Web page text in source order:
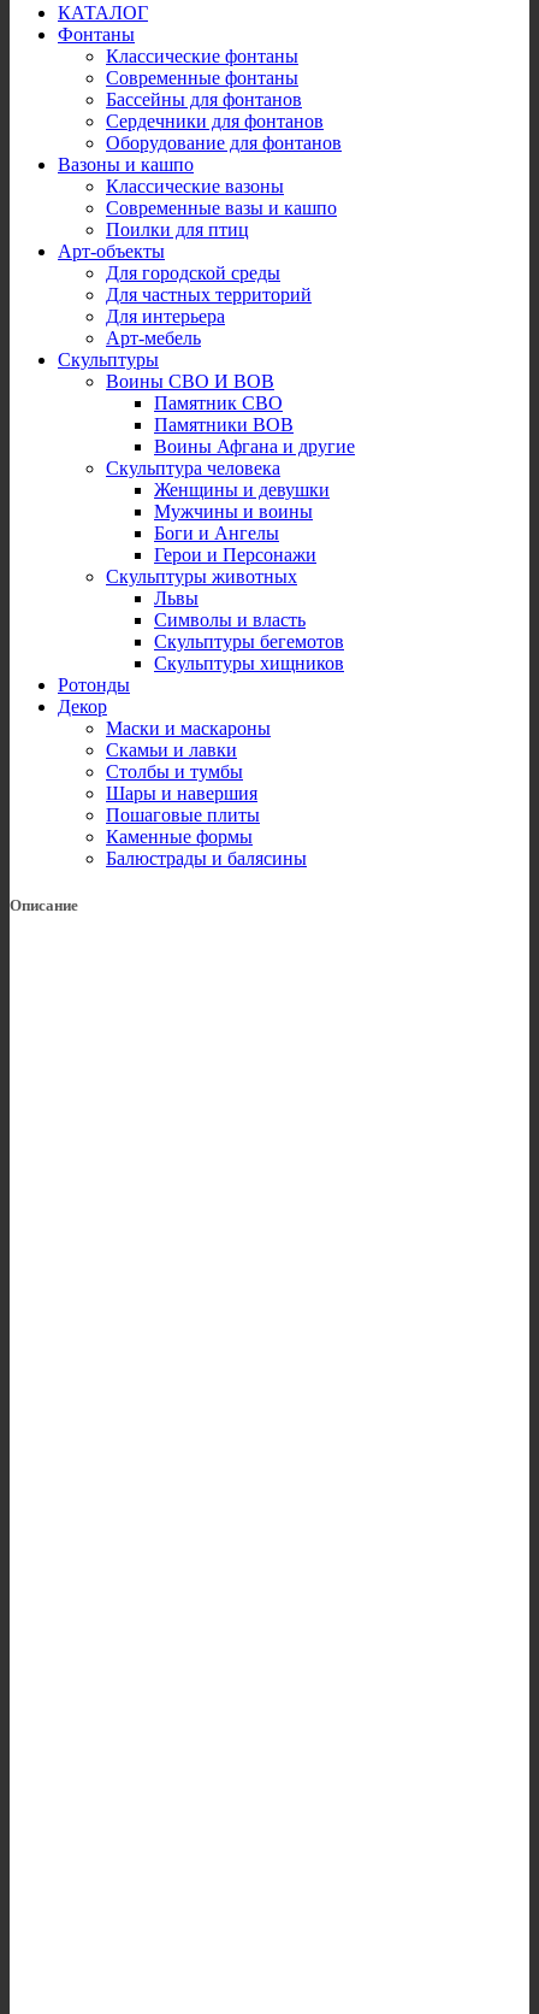
КАТАЛОГ
Фонтаны
Классические фонтаны
Современные фонтаны
Бассейны для фонтанов
Сердечники для фонтанов
Оборудование для фонтанов
Вазоны и кашпо
Классические вазоны
Современные вазы и кашпо
Поилки для птиц
Арт-объекты
Для городской среды
Для частных территорий
Для интерьера
Арт-мебель
Скульптуры
Воины СВО И ВОВ
Памятник СВО
Памятники ВОВ
Воины Афгана и другие
Скульптура человека
Женщины и девушки
Мужчины и воины
Боги и Ангелы
Герои и Персонажи
Скульптуры животных
Львы
Символы и власть
Скульптуры бегемотов
Скульптуры хищников
Ротонды
Декор
Маски и маскароны
Скамьи и лавки
Столбы и тумбы
Шары и навершия
Пошаговые плиты
Каменные формы
Балюстрады и балясины
Описание